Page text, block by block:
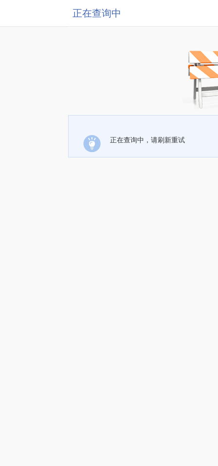
正在查询中
正在查询中，请刷新重试